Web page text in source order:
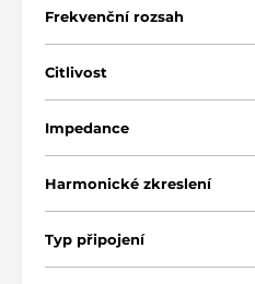
Frekvenční rozsah
Citlivost
Impedance
Harmonické zkreslení
Typ připojení